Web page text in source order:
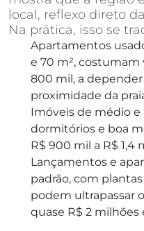
local, reflexo direto
Na prática, isso se
Apartamentos
e 70 m², costumam
800 mil, a depender
proximidade da
Imóveis de médio e
dormitórios e boa
R$ 900 mil a R$ 1,4
Lançamentos e
padrão, com
podem ultrapassar
quase R$ 2